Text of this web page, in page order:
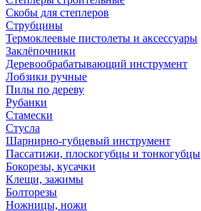
Скобы для степлеров
Струбцины
Термоклеевые пистолеты и аксессуары
Заклёпочники
Деревообрабатывающий инструмент
Лобзики ручные
Пилы по дереву
Рубанки
Стамески
Стусла
Шарнирно-губцевый инструмент
Пассатижи, плоскогубцы и тонкогубцы
Бокорезы, кусачки
Клещи, зажимы
Болторезы
Ножницы, ножи